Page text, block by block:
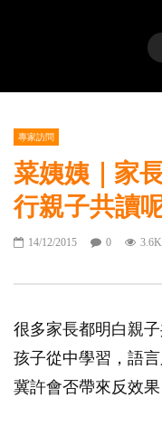
專家訪問
菜姨姨｜家
行親子共讀
14/12/2015 0 3.6K
很多家長都明白親
孩子從中學習，語
冀許會否帶來反效果